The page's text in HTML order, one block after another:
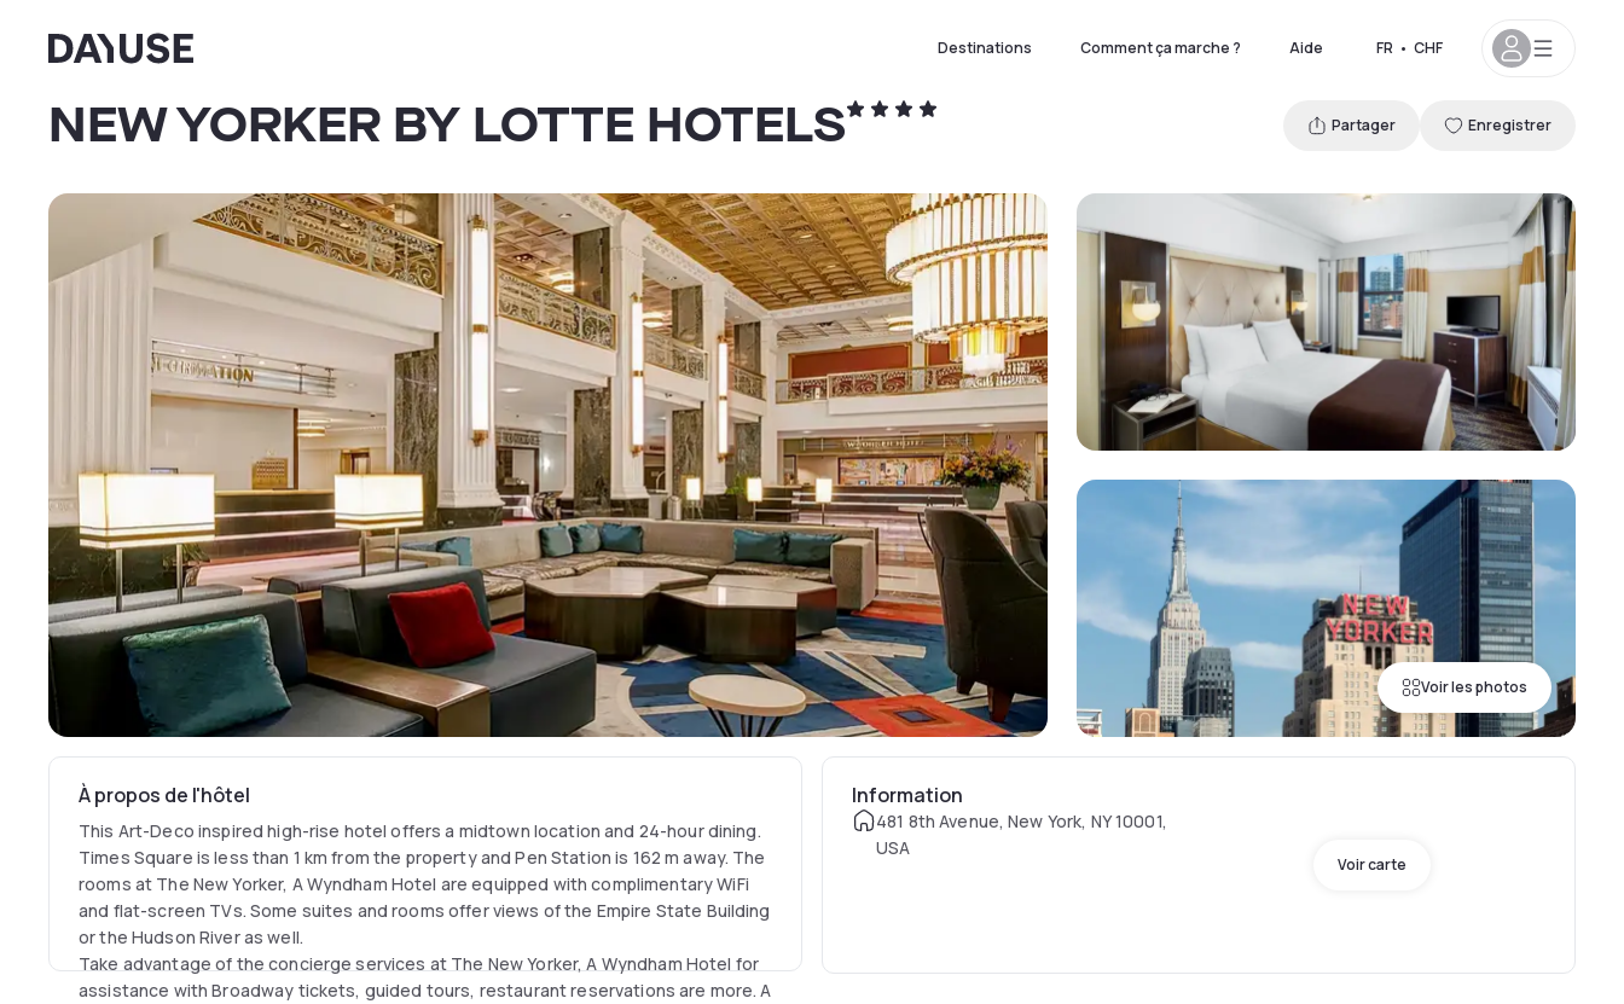
Dayuse Destinations Comment ça marche ? Aide FR • CHF
Voir les photos
NEW YORKER BY LOTTE HOTELS Partager Enregistrer
À propos de l'hôtel
This Art-Deco inspired high-rise hotel offers a midtown location and 24-hour dining.
Times Square is less than 1 km from the property and Pen Station is 162 m away. The
rooms at The New Yorker, A Wyndham Hotel are equipped with complimentary WiFi
and flat-screen TVs. Some suites and rooms offer views of the Empire State Building
or the Hudson River as well.
Take advantage of the concierge services at The New Yorker, A Wyndham Hotel for
assistance with Broadway tickets, guided tours, restaurant reservations are more. A
Information
481 8th Avenue, New York, NY 10001,
USA
Voir carte